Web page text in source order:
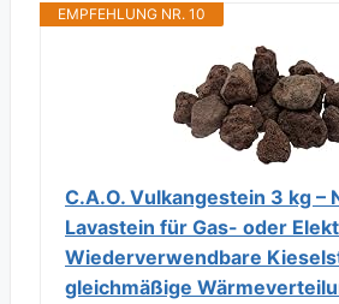
EMPFEHLUNG NR. 10
C.A.O. Vulkangestein 3 kg –
Lavastein für Gas- oder
Wiederverwendbare
gleichmäßige